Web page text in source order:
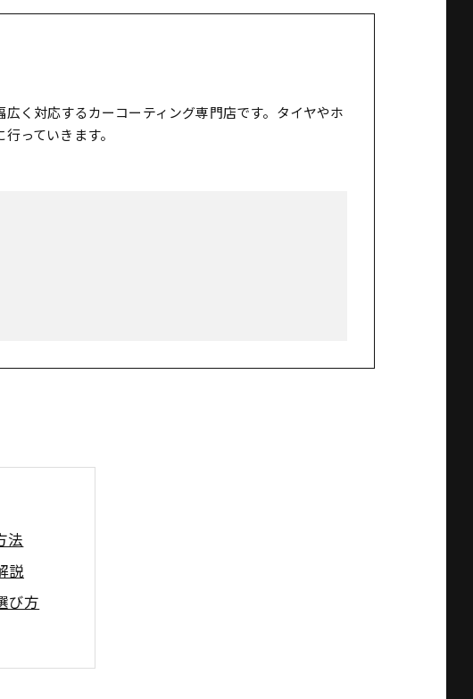
く対応するカーコーティング専門店です。タイヤやホ
っていきます。
法
説
び方
イント